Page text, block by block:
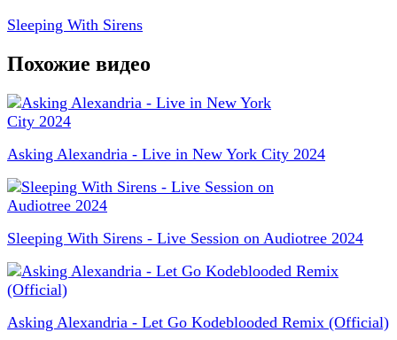
Sleeping With Sirens
Похожие видео
Asking Alexandria - Live in New York City 2024
Sleeping With Sirens - Live Session on Audiotree 2024
Asking Alexandria - Let Go Kodeblooded Remix (Official)